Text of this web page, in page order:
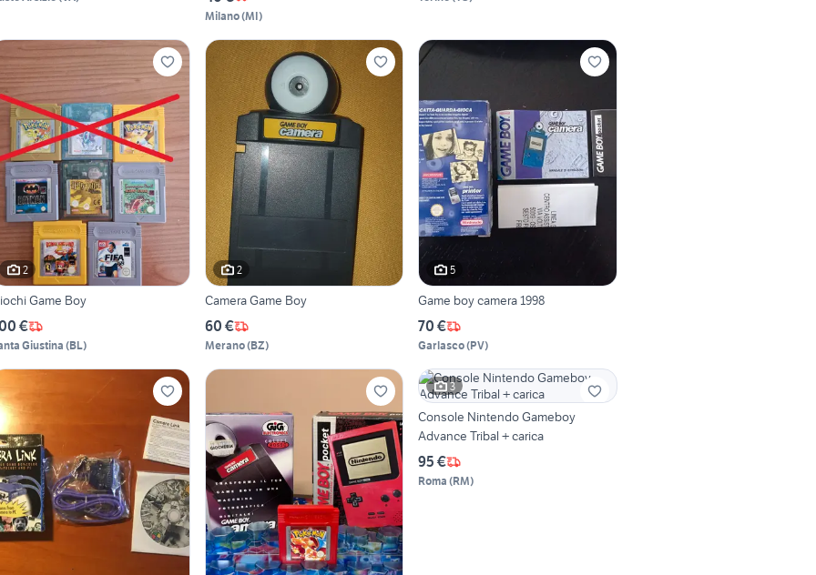
Milano(MI)
2
Game Boy
€
Giustina (BL)
2
Camera Game Boy
60 €
Merano(BZ)
5
Game boy camera 1998
70 €
Garlasco(PV)
3
Console Nintendo Gameboy
Advance Tribal + carica
95 €
Roma (RM)